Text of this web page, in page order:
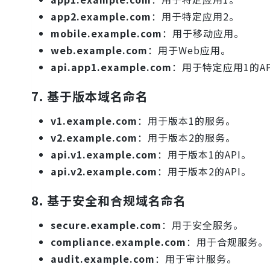
app2.example.com：用于特定应用2。
mobile.example.com：用于移动应用。
web.example.com：用于Web应用。
api.app1.example.com：用于特定应用1的
7. 基于版本域名命名
v1.example.com：用于版本1的服务。
v2.example.com：用于版本2的服务。
api.v1.example.com：用于版本1的API。
api.v2.example.com：用于版本2的API。
8. 基于安全和合规域名命名
secure.example.com：用于安全服务。
compliance.example.com：用于合规服务。
audit.example.com：用于审计服务。